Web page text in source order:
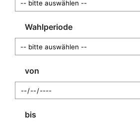
Wahlperiode
von
bis